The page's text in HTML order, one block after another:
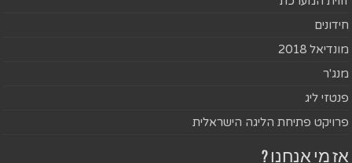
חידונים
מונדיאל 2018
מנג'ר
פנטזי ליג
פרויקט פתיחת הליגה הישראלית
אז מי אנחנו ?